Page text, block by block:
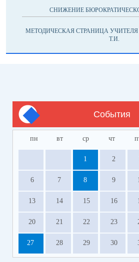
СНИЖЕНИЕ
МЕТОДИЧЕСКАЯ СТРАНИЦА
Т.И.
События
пн вт ср чт
1 2
6 7 8 9
13 14 15 16
20 21 22 23
27 28 29 30